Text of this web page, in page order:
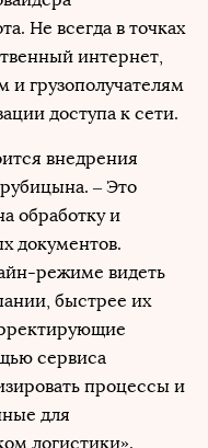
Не всегда в точках
интернет,
и грузополучателям
доступа к сети.
внедрения
– Это
обработку и
документов.
режиме видеть
быстрее их
сервиса
процессы и
для
логистики».